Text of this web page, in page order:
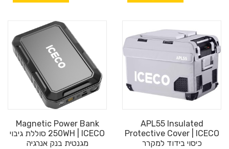
APL55 Insulated
Protective Cover | ICECO
כיסוי בידוד למקרר
Magnetic Power Bank
250WH | ICECO סוללת גיבוי
מגנטית בנק אנרגיה